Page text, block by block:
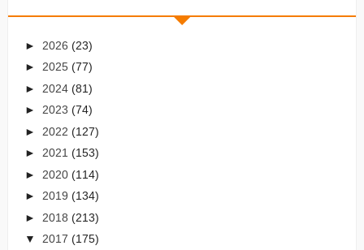
► 2026 (23)
► 2025 (77)
► 2024 (81)
► 2023 (74)
► 2022 (127)
► 2021 (153)
► 2020 (114)
► 2019 (134)
► 2018 (213)
▼ 2017 (175)